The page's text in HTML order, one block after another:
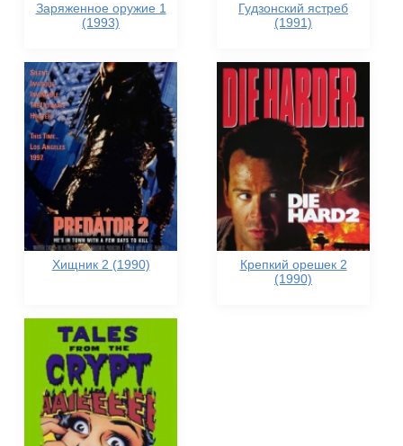
Заряженное оружие 1
(1993)
Гудзонский ястреб
(1991)
Хищник 2 (1990)
Крепкий орешек 2
(1990)